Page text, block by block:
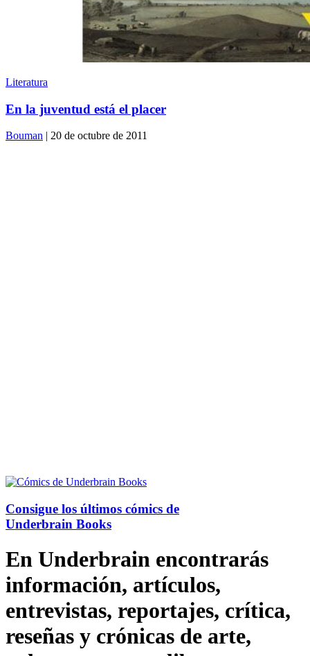
Literatura
En la juventud está el placer
Bouman | 20 de octubre de 2011
Consigue los últimos cómics de
Underbrain Books
En Underbrain encontrarás
información, artículos,
entrevistas, reportajes, crítica,
reseñas y crónicas de arte,